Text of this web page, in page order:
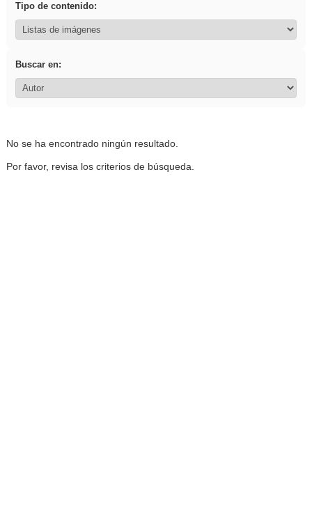
Tipo de contenido:
Buscar en:
No se ha encontrado ningún resultado.
Por favor, revisa los criterios de búsqueda.